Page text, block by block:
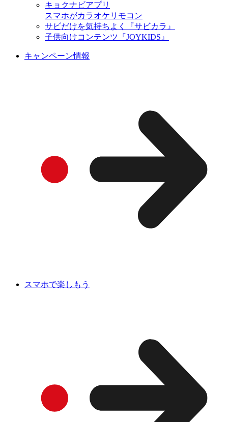
キョクナビアプリ
スマホがカラオケリモコン
サビだけを気持ちよく『サビカラ』
子供向けコンテンツ『JOYKIDS』
キャンペーン情報
スマホで楽しもう